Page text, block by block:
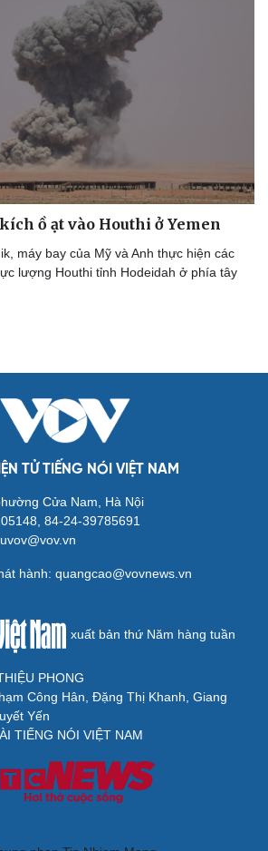
Podcast
Câu chuyện thời sự
Đọc truyện đêm khuya
Cửa sổ tình yêu
Kể chuyện cho bé
Hạt giống tâm hồn
ồ ạt vào Houthi ở Yemen
máy bay của Mỹ và Anh thực hiện các
lượng Houthi tỉnh Hodeidah ở phía tây
TỬ TIẾNG NÓI VIỆT NAM
Cửa Nam, Hà Nội
84-24-39785691
hành: quangcao@vovnews.vn
xuất bản thứ Năm hàng tuần
PHONG
Công Hân, Đặng Thị Khanh, Giang
Yến
TIẾNG NÓI VIỆT NAM